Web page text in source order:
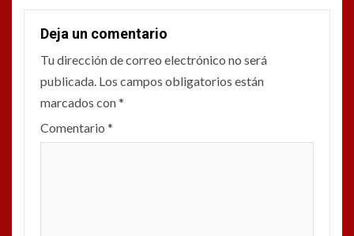
Deja un comentario
Tu dirección de correo electrónico no será
publicada. Los campos obligatorios están
marcados con*
Comentario *